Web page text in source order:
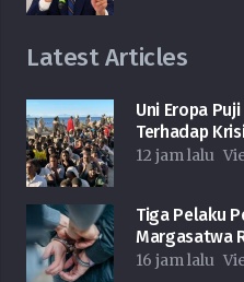
Latest Articles
Uni Eropa
Terhadap
12 jam lalu
Tiga Pelaku
Margasatwa
16 jam lalu